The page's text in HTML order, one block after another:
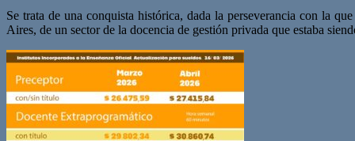
Se trata de una conquista histórica, dada la perseverancia con la
Aires, de un sector de la docencia de gestión privada que estaba